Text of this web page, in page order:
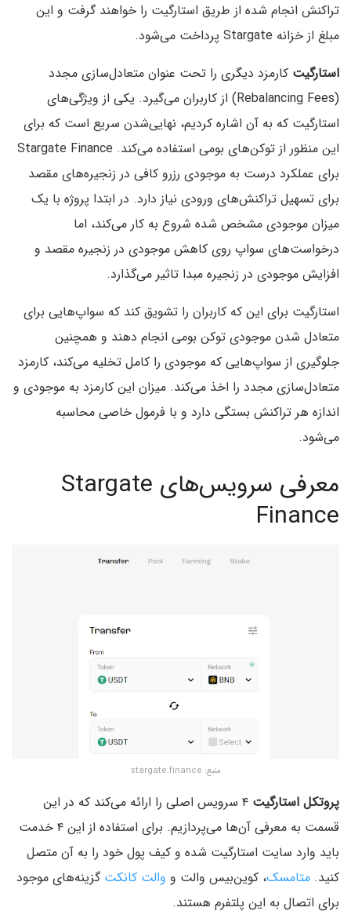
تراکنش انجام شده از طریق استارگیت را خواهند گرفت و این
مبلغ از خزانه Stargate پرداخت می‌شود.
استارگیت کارمزد دیگری را تحت عنوان متعادل‌سازی مجدد
(Rebalancing Fees) از کاربران می‌گیرد. یکی از ویژگی‌های
استارگیت که به آن اشاره کردیم، نهایی‌شدن سریع است که برای
این منظور از توکن‌های بومی استفاده می‌‌کند. Stargate Finance
برای عملکرد درست به موجودی رزرو کافی در زنجیره‌های مقصد
برای تسهیل تراکنش‌های ورودی نیاز دارد. در ابتدا پروژه با یک
میزان موجودی مشخص شده شروع به کار می‌کند، اما
درخواست‌های سواپ روی کاهش موجودی در زنجیره مقصد و
افزایش موجودی در زنجیره مبدا تاثیر می‌گذارد.
استارگیت برای این که کاربران را تشویق کند که سواپ‌هایی برای
متعادل شدن موجودی توکن بومی انجام دهند و همچنین
جلوگیری از سواپ‌هایی که موجودی را کامل تخلیه می‌کند، کارمزد
متعادل‌سازی مجدد را اخذ می‌کند. میزان این کارمزد به موجودی و
اندازه هر تراکنش بستگی دارد و با فرمول خاصی محاسبه
می‌شود.
معرفی سرویس‌های Stargate
Finance
منبع: stargate.finance
پروتکل استارگیت
۴ سرویس اصلی را ارائه می‌کند که در این
قسمت به معرفی آن‌‌ها می‌پردازیم. برای استفاده از این ۴ خدمت
باید وارد سایت استارگیت شده و کیف پول خود را به آن متصل
کنید. متامسک، کوین‌بیس والت و والت‌ کانکت گزینه‌‌های موجود
برای اتصال به این پلتفرم هستند.